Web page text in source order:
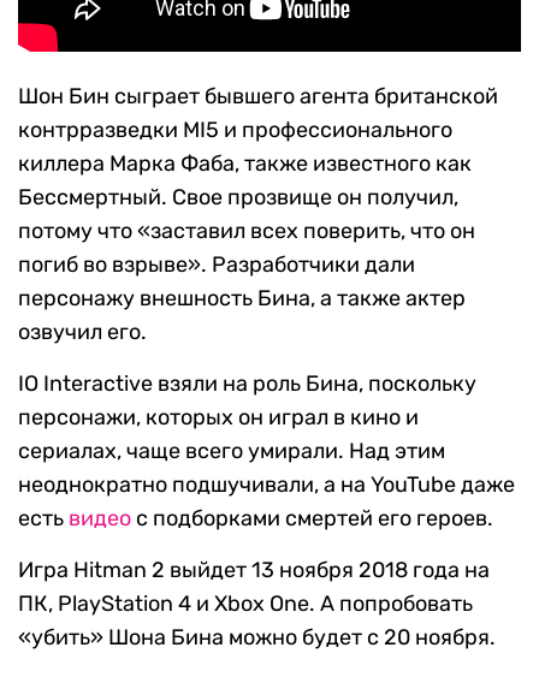
Шон Бин сыграет бывшего агента британской
контрразведки MI5 и профессионального
киллера Марка Фаба, также известного как
Бессмертный. Свое прозвище он получил,
потому что «заставил всех поверить, что он
погиб во взрыве». Разработчики дали
персонажу внешность Бина, а также актер
озвучил его.
IO Interactive взяли на роль Бина, поскольку
персонажи, которых он играл в кино и
сериалах, чаще всего умирали. Над этим
неоднократно подшучивали, а на YouTube даже
есть видео с подборками смертей его героев.
Игра Hitman 2 выйдет 13 ноября 2018 года на
ПК, PlayStation 4 и Xbox One. А попробовать
«убить» Шона Бина можно будет с 20 ноября.